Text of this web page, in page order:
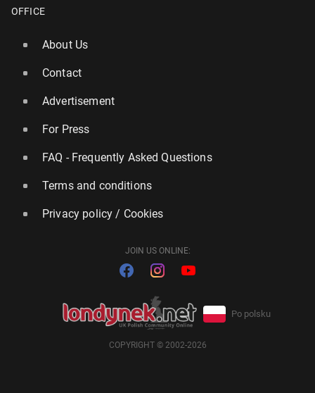
OFFICE
About Us
Contact
Advertisement
For Press
FAQ - Frequently Asked Questions
Terms and conditions
Privacy policy / Cookies
JOIN US ONLINE:
Po polsku
COPYRIGHT © 2002-2026